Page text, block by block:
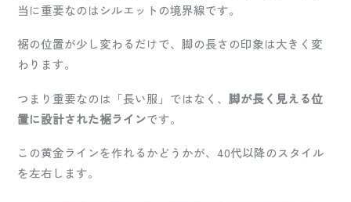
当に重要なのはシルエットの境界線です。
裾の位置が少し変わるだけで、脚の長さの印象は大きく変
わります。
つまり重要なのは「長い服」ではなく、脚が長く見える位
置に設計された裾ラインです。
この黄金ラインを作れるかどうかが、40代以降のスタイル
を左右します。